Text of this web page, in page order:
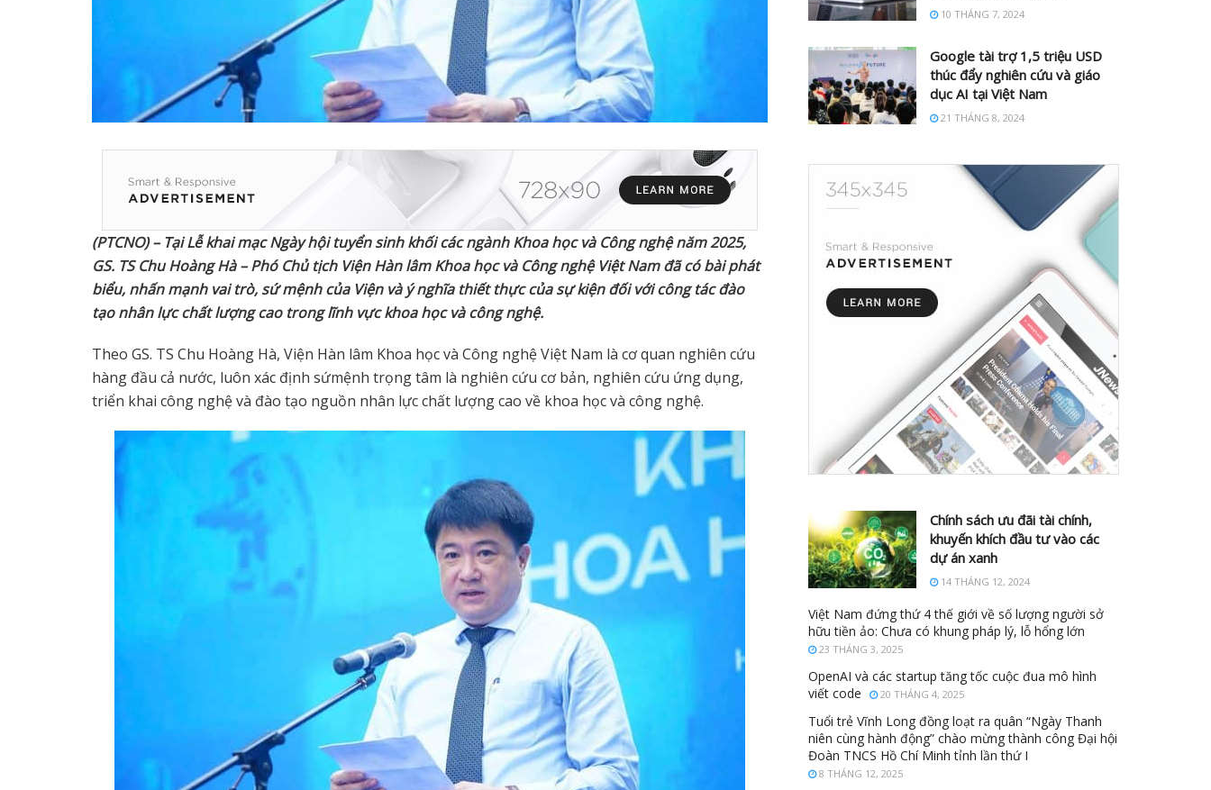
(PTCNO) – Tại Lễkhai mạc Ngày hội tuyển sinh khối các ngành Khoa học và Công nghệnăm 2025,
GS. TS Chu Hoàng Hà – Phó Chủtịch Viện Hàn lâm Khoa học và Công nghệViệt Nam đã có bài phát
biểu, nhấn mạnh vai trò, sứmệnh của Viện và ý nghĩa thiết thực của sựkiện đối với công tác đào
tạo nhân lực chất lượng cao trong lĩnh vực khoa học và công nghệ.
Theo GS. TS Chu Hoàng Hà, Viện Hàn lâm Khoa học và Công nghệ Việt Nam là cơ quan nghiên cứu
hàng đầu cả nước, luôn xác định sứmệnh trọng tâm là nghiên cứu cơ bản, nghiên cứu ứng dụng,
triển khai công nghệ và đào tạo nguồn nhân lực chất lượng cao về khoa học và công nghệ.
10 THÁNG 7, 2024
Google tài trợ 1,5 triệu USD
thúc đẩy nghiên cứu và giáo
dục AI tại Việt Nam
21 THÁNG 8, 2024
Chính sách ưu đãi tài chính,
khuyến khích đầu tư vào các
dự án xanh
14 THÁNG 12, 2024
Việt Nam đứng thứ 4 thế giới về số lượng người sở
hữu tiền ảo: Chưa có khung pháp lý, lỗ hổng lớn
23 THÁNG 3, 2025
OpenAI và các startup tăng tốc cuộc đua mô hình
viết code
20 THÁNG 4, 2025
Tuổi trẻ Vĩnh Long đồng loạt ra quân “Ngày Thanh
niên cùng hành động” chào mừng thành công Đại hội
Đoàn TNCS Hồ Chí Minh tỉnh lần thứ I
8 THÁNG 12, 2025